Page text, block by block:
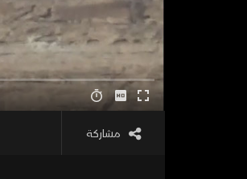
مشاركة